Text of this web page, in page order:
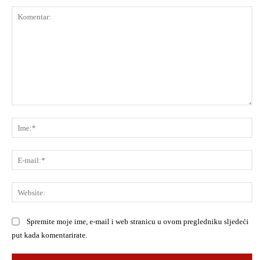
Spremite moje ime, e-mail i web stranicu u ovom pregledniku sljedeći
put kada komentarirate.